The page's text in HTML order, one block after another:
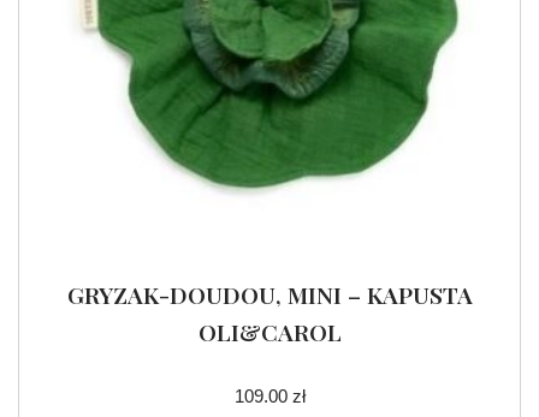
GRYZAK-DOUDOU, MINI – KAPUSTA
OLI&CAROL
109.00 zł